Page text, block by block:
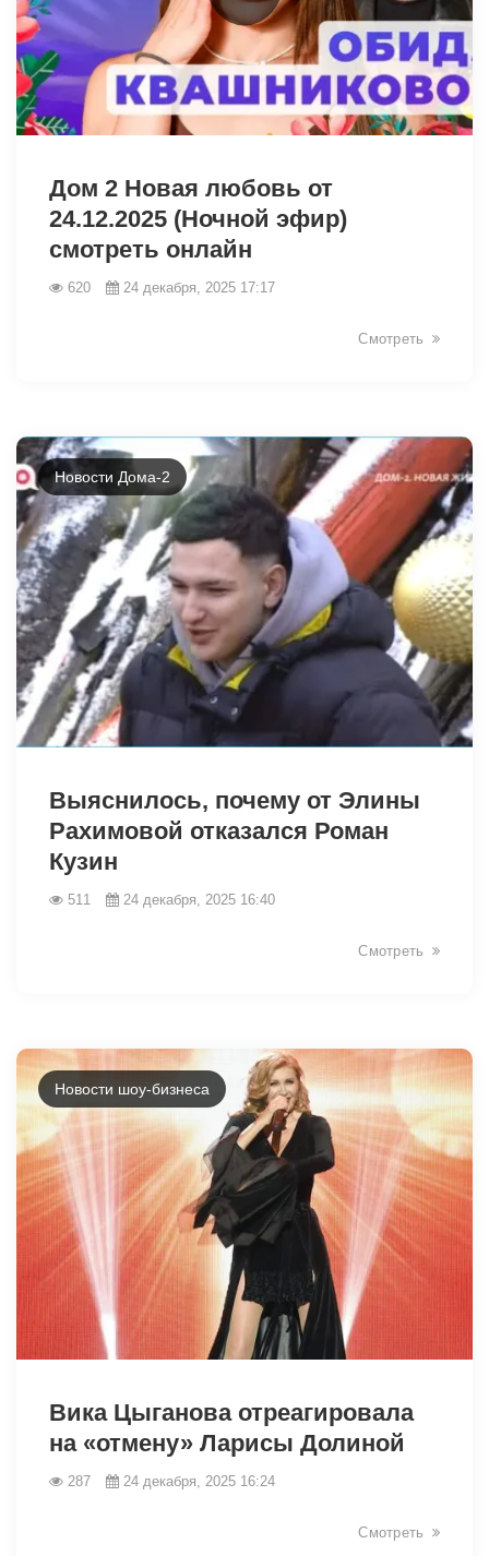
Дом 2 Новая любовь от
24.12.2025 (Ночной эфир)
смотреть онлайн
620 24 декабря, 2025 17:17
Смотреть
Новости Дома-2
Выяснилось, почему от Элины
Рахимовой отказался Роман
Кузин
511 24 декабря, 2025 16:40
Смотреть
Новости шоу-бизнеса
Вика Цыганова отреагировала
на «отмену» Ларисы Долиной
287 24 декабря, 2025 16:24
Смотреть